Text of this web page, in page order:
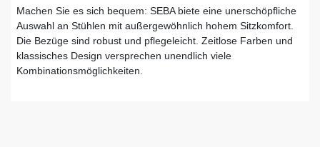
Machen Sie es sich bequem: SEBA biete eine unerschöpfliche
Auswahl an Stühlen mit außergewöhnlich hohem Sitzkomfort.
Die Bezüge sind robust und pflegeleicht. Zeitlose Farben und
klassisches Design versprechen unendlich viele
Kombinationsmöglichkeiten.